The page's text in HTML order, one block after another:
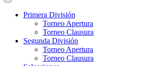
Menú
principalPrimera División
Torneo Apertura
Torneo Clausura
Segunda División
Torneo Apertura
Torneo Clausura